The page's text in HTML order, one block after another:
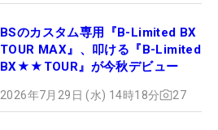
BSのカスタム専用『B-Limited BX
TOUR MAX』、叩ける『B-Limited
BX★★TOUR』が今秋デビュー
2026年7月29日 (水) 14時18分 27